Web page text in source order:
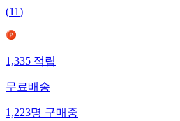
(11)
1,335적립
무료배송
1,223명구매중